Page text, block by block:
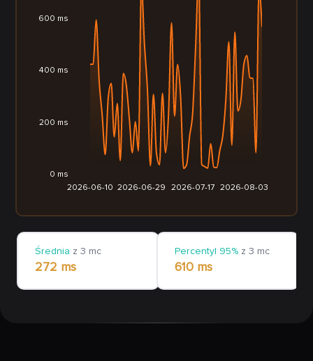
2026-06-10 2026-06-29 2026-07-17 2026-08-03
0 ms
200 ms
400 ms
600 ms
Średnia z 3 mc
272 ms
Percentyl 95% z 3 mc
610 ms